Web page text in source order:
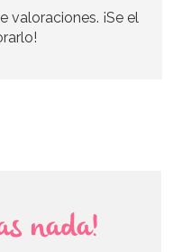
valoraciones. ¡Se el
nada!